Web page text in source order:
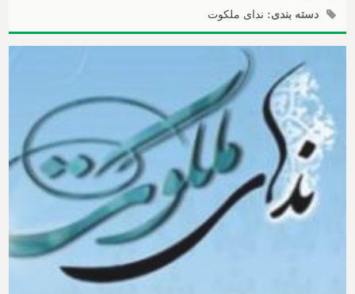
دسته بندی: ندای ملکوت